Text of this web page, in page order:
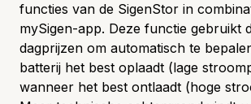
functies van de SigenStor in
mySigen-app. Deze functie gebruikt
dagprijzen om automatisch te
batterij het best oplaadt (lage
wanneer het best ontlaadt (hoge